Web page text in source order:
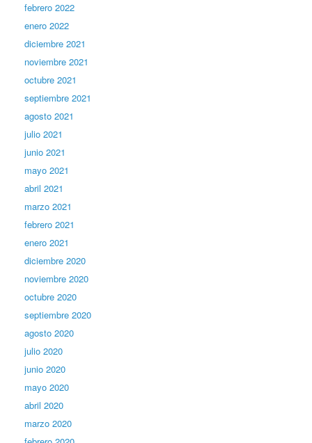
febrero 2022
enero 2022
diciembre 2021
noviembre 2021
octubre 2021
septiembre 2021
agosto 2021
julio 2021
junio 2021
mayo 2021
abril 2021
marzo 2021
febrero 2021
enero 2021
diciembre 2020
noviembre 2020
octubre 2020
septiembre 2020
agosto 2020
julio 2020
junio 2020
mayo 2020
abril 2020
marzo 2020